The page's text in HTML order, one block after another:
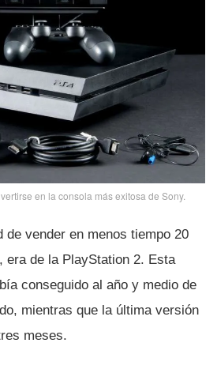
en la consola más exitosa de Sony.
de vender en menos tiempo 20
era de la PlayStation 2. Esta
conseguido al año y medio de
mientras que la última versión
meses.